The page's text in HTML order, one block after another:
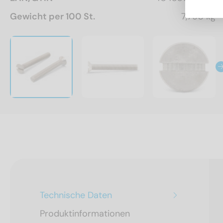
Gewicht per 100 St.
7,790 kg
Technische Daten
Produktinformationen